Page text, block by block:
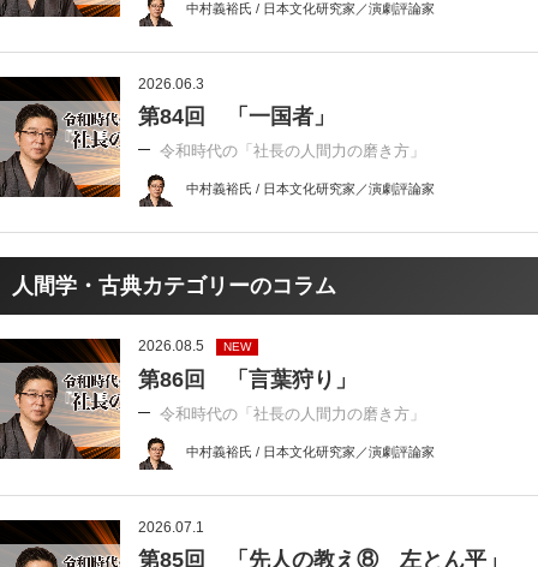
中村義裕氏 / 日本文化研究家／演劇評論家
2026.06.3
第84回 「一国者」
令和時代の「社長の人間力の磨き方」
中村義裕氏 / 日本文化研究家／演劇評論家
人間学・古典カテゴリーのコラム
2026.08.5 NEW
第86回 「言葉狩り」
令和時代の「社長の人間力の磨き方」
中村義裕氏 / 日本文化研究家／演劇評論家
2026.07.1
第85回 「先人の教え⑧ 左とん平」